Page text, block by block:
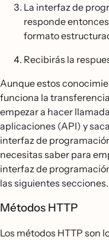
La interfaz de
responde
formato
Recibirás la
Aunque estos
funciona la
empezar a hacer
aplicaciones (API) y
interfaz de
necesitas saber para
interfaz de
las siguientes secciones.
Métodos HTTP
Los métodos HTTP son